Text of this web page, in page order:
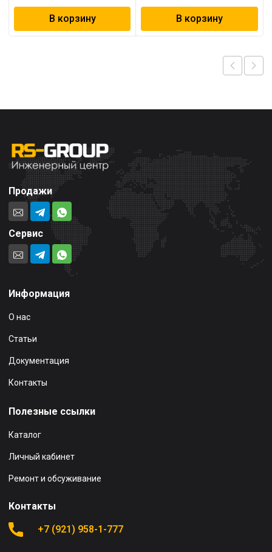
В корзину В корзину
Продажи
Сервис
Информация
О нас
Статьи
Документация
Контакты
Полезные ссылки
Каталог
Личный кабинет
Ремонт и обсуживание
Контакты
+7 (921) 958-1-777